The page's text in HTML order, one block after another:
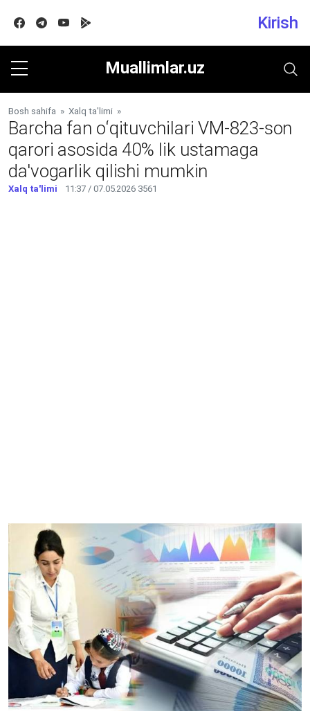
FacebookTelegram
Youtube Kirish
Muallimlar.uz
Bosh sahifa » Xalq ta'limi »
Barcha fan oʻqituvchilari VM-823-son
qarori asosida 40% lik ustamaga
da'vogarlik qilishi mumkin
Xalq ta'limi 11:37 / 07.05.2026 3561